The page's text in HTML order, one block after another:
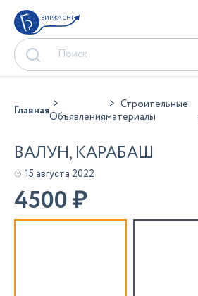
БИРЖА СНГ
ГлавнаяОбъявления
Строительные
материалы
ВАЛУН, КАРАБАШ
15 августа 2022
4500₽